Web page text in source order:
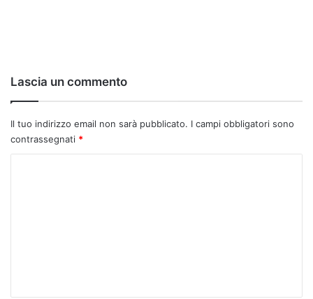
Lascia un commento
Il tuo indirizzo email non sarà pubblicato. I campi obbligatori sono
contrassegnati *